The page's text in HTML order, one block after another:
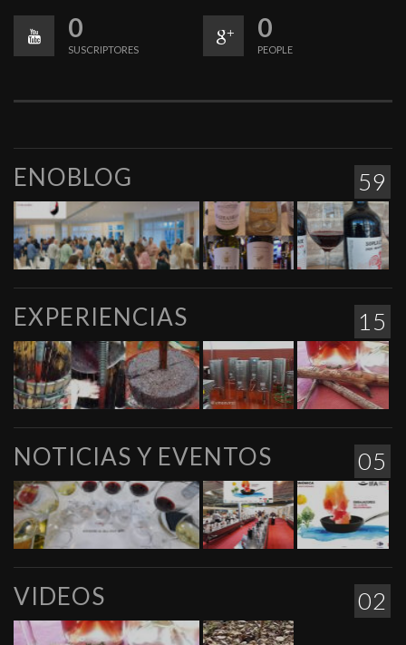
0
SUSCRIPTORES
0
PEOPLE
59
ENOBLOG
15
EXPERIENCIAS
05
NOTICIAS Y EVENTOS
02
VIDEOS